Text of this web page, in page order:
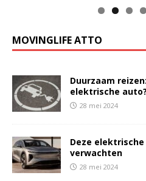
MOVINGLIFE ATTO
Duurzaam
elektrische auto?
28 mei 2024
Deze elektrische
verwachten
28 mei 2024